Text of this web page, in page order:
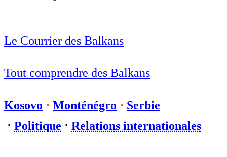
Le Courrier des Balkans
Tout comprendre des Balkans
Kosovo ⋅ Monténégro ⋅ Serbie
⋅ Politique ⋅ Relations internationales